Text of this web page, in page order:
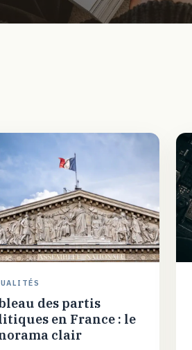
des partis
en France : le
clair